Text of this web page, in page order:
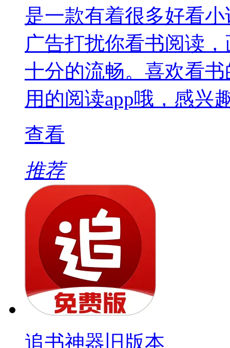
是一款有着很多好看
广告打扰你看书阅读
十分的流畅。喜欢看
用的阅读app哦，感兴
查看
推荐
追书神器旧版本